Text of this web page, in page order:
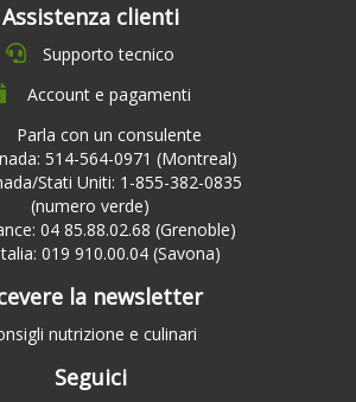
Assistenza clienti
Supporto tecnico
Account e pagamenti
Parla con un consulente
514-564-0971 (Montreal)
Stati Uniti: 1-855-382-0835
(numero verde)
04 85.88.02.68 (Grenoble)
019 910.00.04 (Savona)
la newsletter
nutrizione e culinari
Seguici